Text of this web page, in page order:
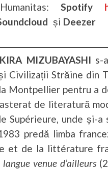
Spotify
și Deezer
MIZUBAYASHI s-
Civilizații Străine din
Montpellier pentru a
de literatură
Supérieure, unde și-
predă limba
et de la littérature
langue venue d’ailleurs